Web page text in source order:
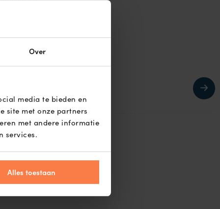
Over
media te bieden en
site met onze partners
met andere informatie
services.
Alles toestaan
29
k.k.